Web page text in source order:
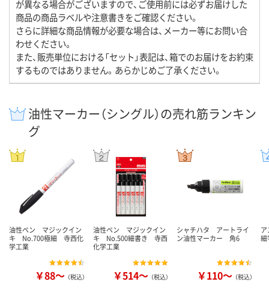
が異なる場合がございますので、ご使用前には必ずお届けした
商品の商品ラベルや注意書きをご確認ください。
さらに詳細な商品情報が必要な場合は、メーカー等にお問い合
わせください。
また、販売単位における「セット」表記は、箱でのお届けをお約束
するものではありません。あらかじめご了承ください。
油性マーカー（シングル）の売れ筋ランキン
グ
油性ペン マジックイン
キ No.700極細 寺西化
学工業
￥88～ （税込）
油性ペン マジックイン
キ No.500細書き 寺西
化学工業
￥514～ （税込）
シャチハタ アートライ
ン油性マーカー 角6
￥110～ （税込）